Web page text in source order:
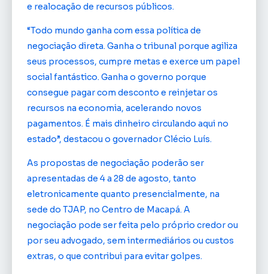
e realocação de recursos públicos.
“Todo mundo ganha com essa política de
negociação direta. Ganha o tribunal porque agiliza
seus processos, cumpre metas e exerce um papel
social fantástico. Ganha o governo porque
consegue pagar com desconto e reinjetar os
recursos na economia, acelerando novos
pagamentos. É mais dinheiro circulando aqui no
estado”, destacou o governador Clécio Luís.
As propostas de negociação poderão ser
apresentadas de 4 a 28 de agosto, tanto
eletronicamente quanto presencialmente, na
sede do TJAP, no Centro de Macapá. A
negociação pode ser feita pelo próprio credor ou
por seu advogado, sem intermediários ou custos
extras, o que contribui para evitar golpes.